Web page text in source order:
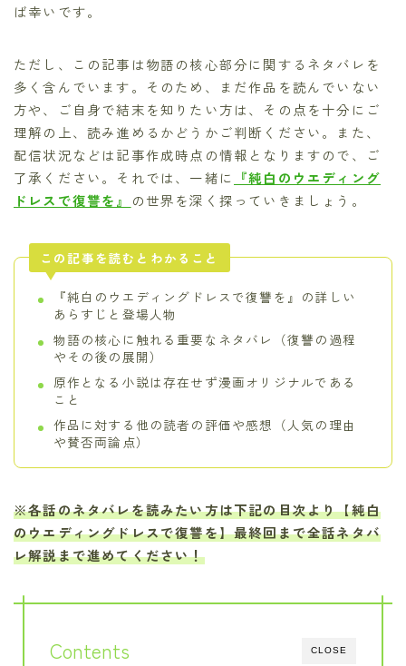
ば幸いです。
ただし、この記事は物語の核心部分に関するネタバレを
多く含んでいます。そのため、まだ作品を読んでいない
方や、ご自身で結末を知りたい方は、その点を十分にご
理解の上、読み進めるかどうかご判断ください。また、
配信状況などは記事作成時点の情報となりますので、ご
了承ください。それでは、一緒に
『純白のウエディング
ドレスで復讐を』
の世界を深く探っていきましょう。
この記事を読むとわかること
『純白のウエディングドレスで復讐を』の詳しい
あらすじと登場人物
物語の核心に触れる重要なネタバレ（復讐の過程
やその後の展開）
原作となる小説は存在せず漫画オリジナルである
こと
作品に対する他の読者の評価や感想（人気の理由
や賛否両論点）
※各話のネタバレを読みたい方は下記の目次より【純白
のウエディングドレスで復讐を】最終回まで全話ネタバ
レ解説まで進めてください！
CLOSE
Contents